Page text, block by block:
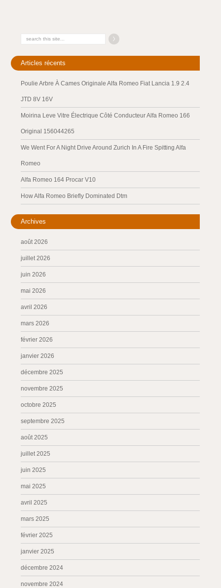
Articles récents
Poulie Arbre À Cames Originale Alfa Romeo Fiat Lancia 1.9 2.4
JTD 8V 16V
Moirina Leve Vitre Électrique Côté Conducteur Alfa Romeo 166
Original 156044265
We Went For A Night Drive Around Zurich In A Fire Spitting Alfa
Romeo
Alfa Romeo 164 Procar V10
How Alfa Romeo Briefly Dominated Dtm
Archives
août 2026
juillet 2026
juin 2026
mai 2026
avril 2026
mars 2026
février 2026
janvier 2026
décembre 2025
novembre 2025
octobre 2025
septembre 2025
août 2025
juillet 2025
juin 2025
mai 2025
avril 2025
mars 2025
février 2025
janvier 2025
décembre 2024
novembre 2024